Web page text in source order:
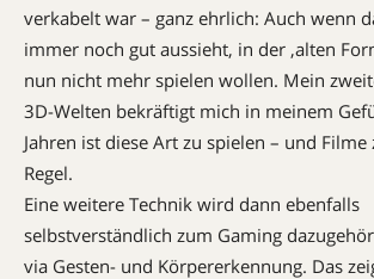
verkabelt war – ganz ehrlich: Auch wenn
immer noch gut aussieht, in der ‚alten
nun nicht mehr spielen wollen. Mein
3D-Welten bekräftigt mich in meinem
Jahren ist diese Art zu spielen – und Filme
Regel.
Eine weitere Technik wird dann ebenfalls
selbstverständlich zum Gaming
via Gesten- und Körpererkennung. Das